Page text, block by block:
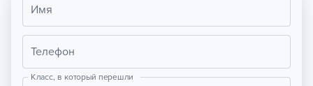
Имя
Телефон
Класс, в который перешли